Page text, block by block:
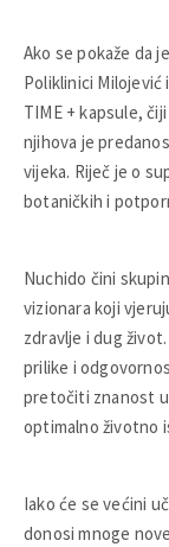
Ako se pokaže da
Poliklinici
TIME + kapsule,
njihova je
vijeka. Riječ je o
botaničkih i
Nuchido čini
vizionara koji
zdravlje i dug
prilike i
pretočiti znanost u
optimalno životno
Iako će se većini
donosi mnoge